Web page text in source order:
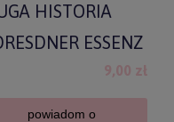
HISTORIA
ESSENZ
9,00 zł
powiadom o